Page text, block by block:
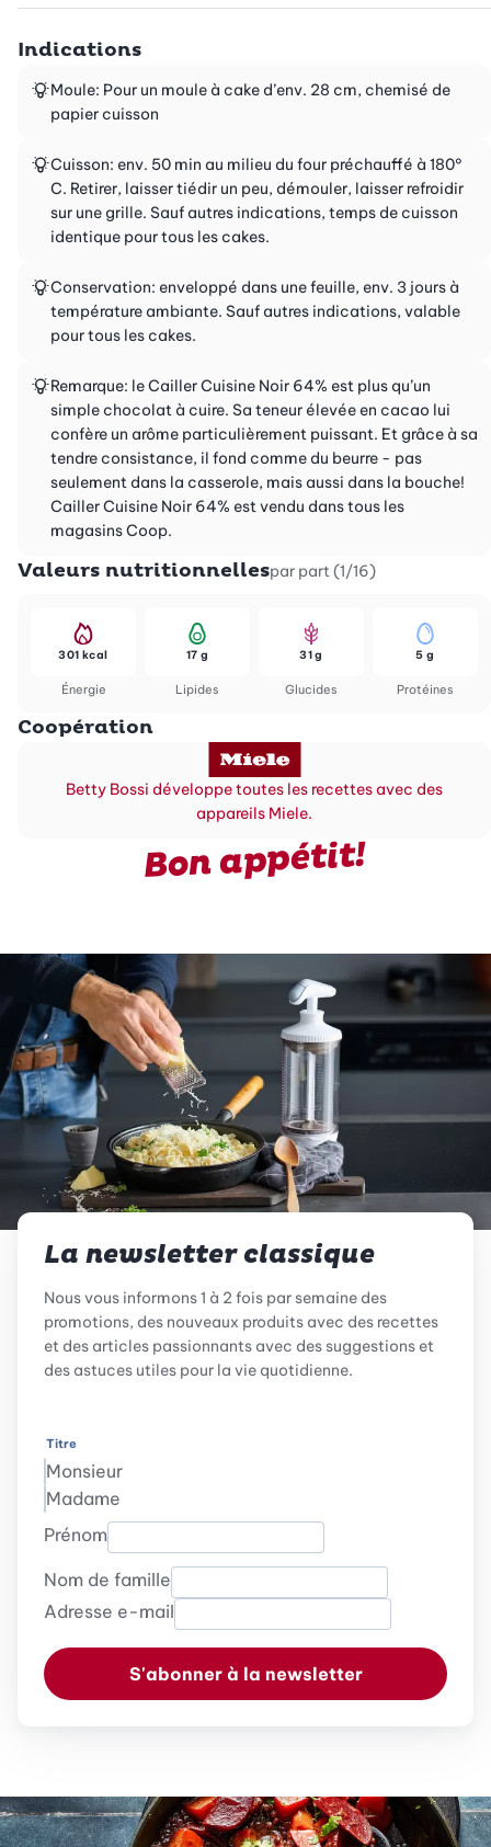
Indications
Moule: Pour un moule à cake d’env. 28 cm, chemisé de
papier cuisson
Cuisson: env. 50 min au milieu du four préchauffé à 180°
C. Retirer, laisser tiédir un peu, démouler, laisser refroidir
sur une grille. Sauf autres indications, temps de cuisson
identique pour tous les cakes.
Conservation: enveloppé dans une feuille, env. 3 jours à
température ambiante. Sauf autres indications, valable
pour tous les cakes.
Remarque: le Cailler Cuisine Noir 64% est plus qu’un
simple chocolat à cuire. Sa teneur élevée en cacao lui
confère un arôme particulièrement puissant. Et grâce à sa
tendre consistance, il fond comme du beurre - pas
seulement dans la casserole, mais aussi dans la bouche!
Cailler Cuisine Noir 64% est vendu dans tous les
magasins Coop.
Valeurs nutritionnellespar part (1/16)
Énergie
301 kcal
Lipides
17 g
Glucides
31 g
Protéines
5 g
Coopération
Betty Bossi développe toutes les recettes avec des
appareils Miele.
Bon appétit!
La newsletter classique
Nous vous informons 1 à 2 fois par semaine des
promotions, des nouveaux produits avec des recettes
et des articles passionnants avec des suggestions et
des astuces utiles pour la vie quotidienne.
Titre
Monsieur
Madame
Prénom
Nom de famille
Adresse e-mail
S'abonner à la newsletter